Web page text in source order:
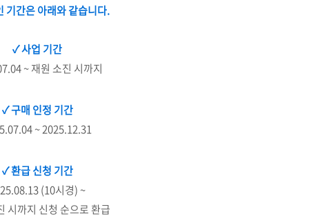
기간은 아래와 같습니다.
✓사업 기간
~ 재원 소진 시까지
✓구매 인정 기간
~ 2025.12.31
✓환급 신청 기간
(10시경) ~
시까지 신청 순으로 환급